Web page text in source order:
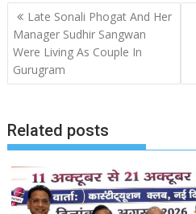
Post
navigation
Late Sonali Phogat And Her
Manager Sudhir Sangwan
Were Living As Couple In
Gurugram
Related posts